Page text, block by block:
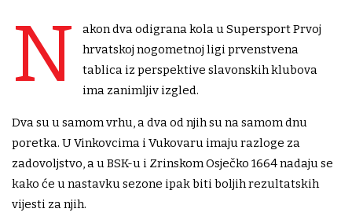
N
akon dva odigrana kola u Supersport Prvoj
hrvatskoj nogometnoj ligi prvenstvena
tablica iz perspektive slavonskih klubova
ima zanimljiv izgled.
Dva su u samom vrhu, a dva od njih su na samom dnu
poretka. U Vinkovcima i Vukovaru imaju razloge za
zadovoljstvo, a u BSK-u i Zrinskom Osječko 1664 nadaju se
kako će u nastavku sezone ipak biti boljih rezultatskih
vijesti za njih.